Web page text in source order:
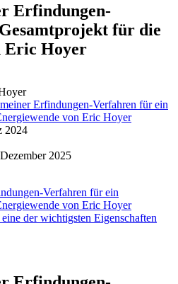
Erfindungen-
für die
Eric Hoyer
Erfindungen-Verfahren für ein
von Eric Hoyer
2024
2025
Verfahren für ein
von Eric Hoyer
der wichtigsten Eigenschaften